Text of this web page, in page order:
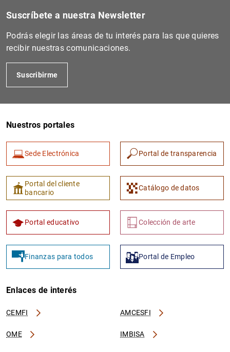
Suscríbete a nuestra Newsletter
Podrás elegir las áreas de tu interés para las que quieres
recibir nuestras comunicaciones.
Suscribirme
Nuestros portales
Sede Electrónica Portal de transparencia
Portal del cliente
bancario
Catálogo de datos
Portal educativo Colección de arte
Finanzas para todos Portal de Empleo
Enlaces de interés
CEMFI AMCESFI
OME IMBISA